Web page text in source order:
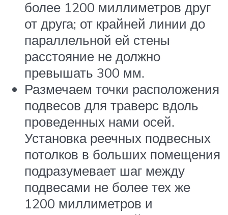
более 1200 миллиметров друг
от друга; от крайней линии до
параллельной ей стены
расстояние не должно
превышать 300 мм.
Размечаем точки расположения
подвесов для траверс вдоль
проведенных нами осей.
Установка реечных подвесных
потолков в больших помещения
подразумевает шаг между
подвесами не более тех же
1200 миллиметров и